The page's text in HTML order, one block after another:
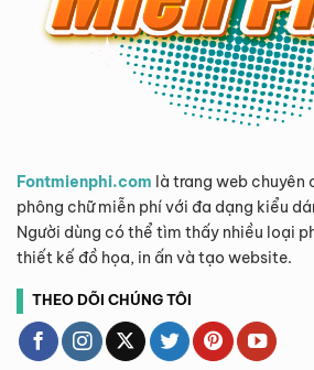
Fontmienphi.com là trang web chuyên
phông chữ miễn phí với đa dạng kiểu
Người dùng có thể tìm thấy nhiều loại
thiết kế đồ họa, in ấn và tạo website.
THEO DÕI CHÚNG TÔI